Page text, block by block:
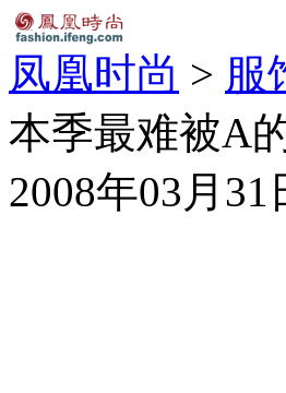
凤凰时尚 > 服
本季最难被A
2008年03月31